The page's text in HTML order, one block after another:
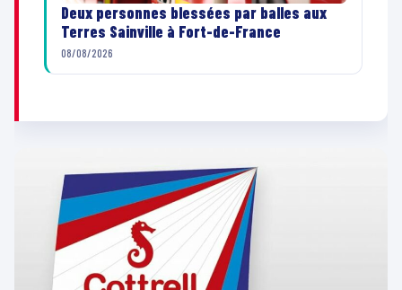
Deux personnes blessées par balles aux
Terres Sainville à Fort-de-France
08/08/2026